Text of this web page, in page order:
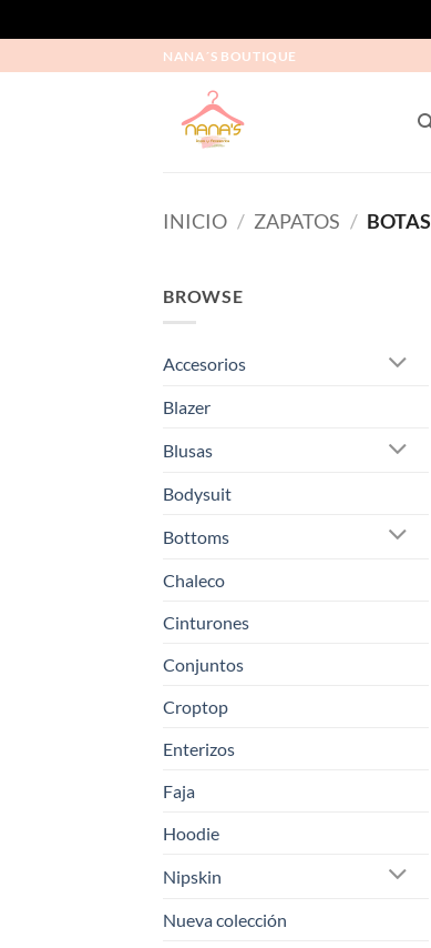
NANA´S BOUTIQUE
INICIO / ZAPATOS / BOTAS
BROWSE
Accesorios
Blazer
Blusas
Bodysuit
Bottoms
Chaleco
Cinturones
Conjuntos
Croptop
Enterizos
Faja
Hoodie
Nipskin
Nueva colección